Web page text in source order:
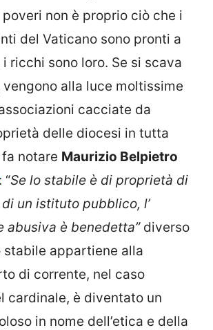
non è proprio ciò che i
del Vaticano sono pronti a
ricchi sono loro. Se si scava
vengono alla luce moltissime
cacciate da
delle diocesi in tutta
notare Maurizio Belpietro
: “Se lo stabile è di proprietà di
un istituto pubblico, l’
abusiva è benedetta” diverso
stabile appartiene alla
di corrente, nel caso
cardinale, è diventato un
in nome dell’etica e della